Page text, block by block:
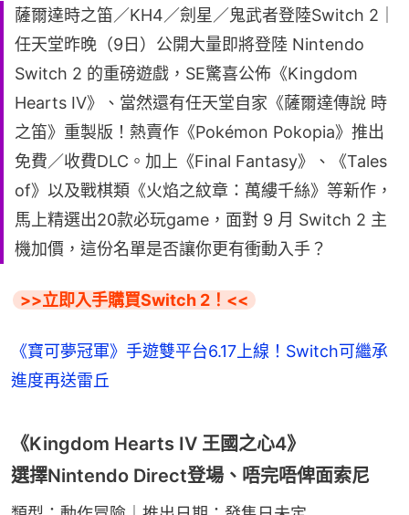
薩爾達時之笛／KH4／劍星／鬼武者登陸Switch 2｜
任天堂昨晚（9日）公開大量即將登陸 Nintendo
Switch 2 的重磅遊戲，SE驚喜公佈《Kingdom
Hearts IV》、當然還有任天堂自家《薩爾達傳說 時
之笛》重製版！熱賣作《Pokémon Pokopia》推出
免費／收費DLC。加上《Final Fantasy》、《Tales
of》以及戰棋類《火焰之紋章：萬縷千絲》等新作，
馬上精選出20款必玩game，面對 9 月 Switch 2 主
機加價，這份名單是否讓你更有衝動入手？
>>立即入手購買Switch 2！<<
《寶可夢冠軍》手遊雙平台6.17上線！Switch可繼承
進度再送雷丘
《Kingdom Hearts IV 王國之心4》
選擇Nintendo Direct登場、唔完唔俾面索尼